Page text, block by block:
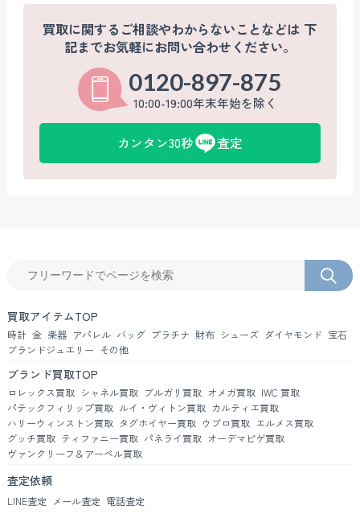
買取に関するご相談やわからないことなどは 下
記までお気軽にお問い合わせください。
0120-897-875
10:00-19:00年末年始を除く
カンタン30秒 査定
買取アイテムTOP
時計 金 楽器 アパレル バッグ プラチナ 財布 シューズ ダイヤモンド 宝石
ブランドジュエリー その他
ブランド買取TOP
ロレックス買取 シャネル買取 ブルガリ買取 オメガ買取 IWC 買取
パテックフィリップ買取 ルイ・ヴィトン買取 カルティエ買取
ハリーウィンストン買取 タグホイヤー買取 ウブロ買取 エルメス買取
グッチ買取 ティファニー買取 パネライ買取 オーデマピゲ買取
ヴァンクリーフ＆アーペル買取
査定依頼
LINE査定 メール査定 電話査定